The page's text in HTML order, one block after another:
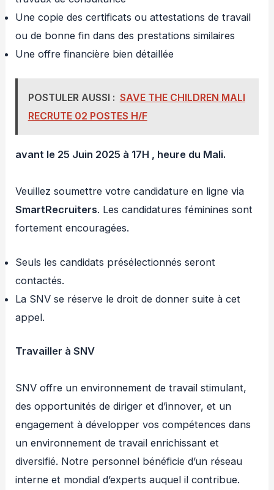
Une copie des certificats ou attestations de travail
ou de bonne fin dans des prestations similaires
Une offre financière bien détaillée
POSTULER AUSSI : SAVE THE CHILDREN MALI
RECRUTE 02 POSTES H/F
avant le 25 Juin 2025 à 17H , heure du Mali.
Veuillez soumettre votre candidature en ligne via
SmartRecruiters. Les candidatures féminines sont
fortement encouragées.
Seuls les candidats présélectionnés seront
contactés.
La SNV se réserve le droit de donner suite à cet
appel.
Travailler à SNV
SNV offre un environnement de travail stimulant,
des opportunités de diriger et d’innover, et un
engagement à développer vos compétences dans
un environnement de travail enrichissant et
diversifié. Notre personnel bénéficie d’un réseau
interne et mondial d’experts auquel il contribue.